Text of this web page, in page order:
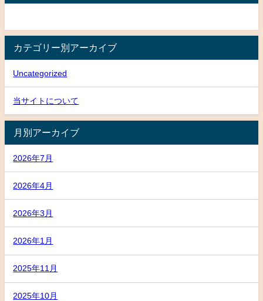
カテゴリー別アーカイブ
Uncategorized
当サイトについて
月別アーカイブ
2026年7月
2026年4月
2026年3月
2026年1月
2025年11月
2025年10月